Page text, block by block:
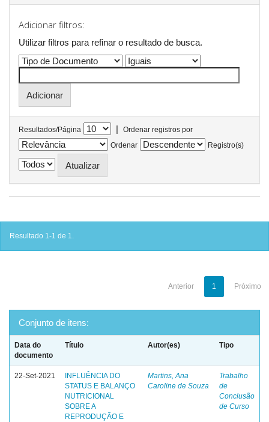
Adicionar filtros:
Utilizar filtros para refinar o resultado de busca.
Resultados/Página |
Ordenar registros por
Ordenar
Registro(s)
Resultado 1-1 de 1.
Anterior 1 Próximo
Conjunto de itens:
Data do
documento
Título Autor(es) Tipo
22-Set-2021
INFLUÊNCIA DO
STATUS E BALANÇO
NUTRICIONAL
SOBRE A
REPRODUÇÃO E
Martins, Ana
Caroline de Souza
Trabalho
de
Conclusão
de Curso